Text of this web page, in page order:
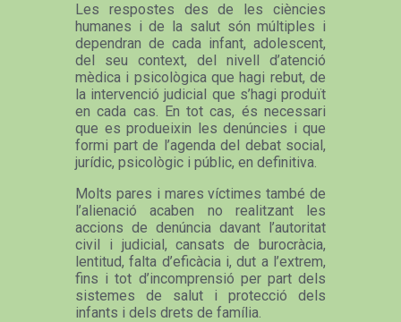
Les respostes des de les ciències
humanes i de la salut són múltiples i
dependran de cada infant, adolescent,
del seu context, del nivell d’atenció
mèdica i psicològica que hagi rebut, de
la intervenció judicial que s’hagi produït
en cada cas. En tot cas, és necessari
que es produeixin les denúncies i que
formi part de l’agenda del debat social,
jurídic, psicològic i públic, en definitiva.
Molts pares i mares víctimes també de
l’alienació acaben no realitzant les
accions de denúncia davant l’autoritat
civil i judicial, cansats de burocràcia,
lentitud, falta d’eficàcia i, dut a l’extrem,
fins i tot d’incomprensió per part dels
sistemes de salut i protecció dels
infants i dels drets de família.